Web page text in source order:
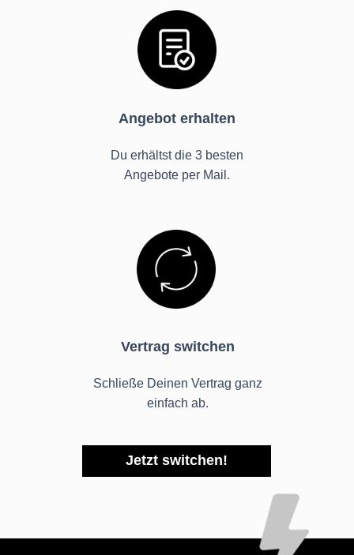
Angebot erhalten
Du erhältst die 3 besten
Angebote per Mail.
Vertrag switchen
Schließe Deinen Vertrag ganz
einfach ab.
Jetzt switchen!